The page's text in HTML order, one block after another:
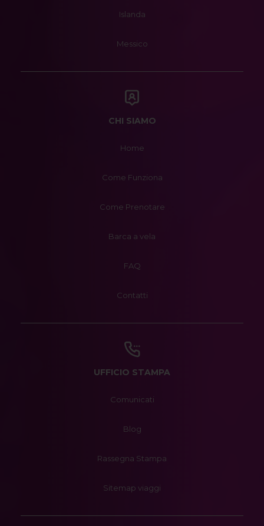
Islanda
Messico
CHI SIAMO
Home
Come Funziona
Come Prenotare
Barca a vela
FAQ
Contatti
UFFICIO STAMPA
Comunicati
Blog
Rassegna Stampa
Sitemap viaggi